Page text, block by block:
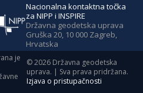
Nacionalna kontaktna točka
za NIPP i INSPIRE
Državna geodetska uprava
Gruška 20, 10 000 Zagreb,
Hrvatska
je
©2026 Državna geodetska
uprava. | Sva prava pridržana.
Izjava o pristupačnosti